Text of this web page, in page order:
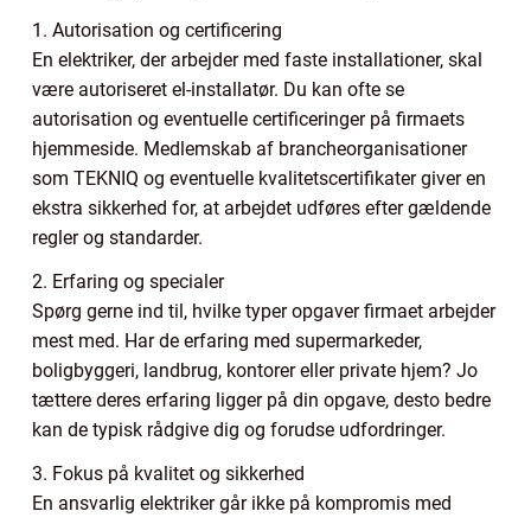
1. Autorisation og certificering
En elektriker, der arbejder med faste installationer, skal
være autoriseret el-installatør. Du kan ofte se
autorisation og eventuelle certificeringer på firmaets
hjemmeside. Medlemskab af brancheorganisationer
som TEKNIQ og eventuelle kvalitetscertifikater giver en
ekstra sikkerhed for, at arbejdet udføres efter gældende
regler og standarder.
2. Erfaring og specialer
Spørg gerne ind til, hvilke typer opgaver firmaet arbejder
mest med. Har de erfaring med supermarkeder,
boligbyggeri, landbrug, kontorer eller private hjem? Jo
tættere deres erfaring ligger på din opgave, desto bedre
kan de typisk rådgive dig og forudse udfordringer.
3. Fokus på kvalitet og sikkerhed
En ansvarlig elektriker går ikke på kompromis med